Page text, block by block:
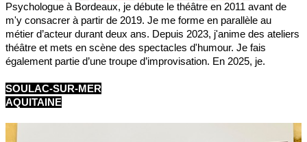
Psychologue à Bordeaux, je débute le théâtre en 2011 avant de
m'y consacrer à partir de 2019. Je me forme en parallèle au
métier d’acteur durant deux ans. Depuis 2023, j'anime des ateliers
théâtre et mets en scène des spectacles d'humour. Je fais
également partie d’une troupe d’improvisation. En 2025, je.
SOULAC-SUR-MER
AQUITAINE